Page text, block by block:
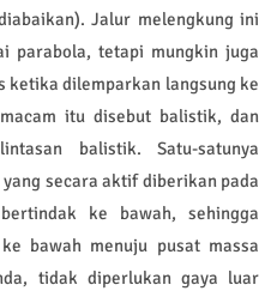
Jalur melengkung ini
parabola, tetapi mungkin juga
ketika dilemparkan langsung ke
itu disebut balistik, dan
balistik. Satu-satunya
secara aktif diberikan pada
ke bawah, sehingga
bawah menuju pusat massa
tidak diperlukan gaya luar